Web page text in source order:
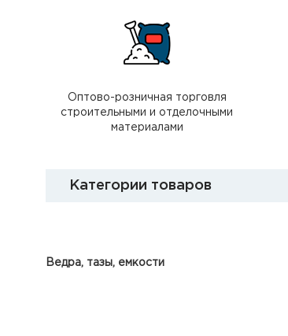
Оптово-розничная торговля
строительными и отделочными
материалами
Категории товаров
Ведра, тазы, емкости